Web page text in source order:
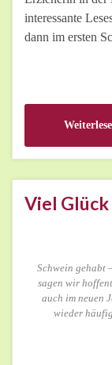
interessante
dann im ersten
Viel Glück
Schwein gehabt
sagen wir
auch im neuen
wieder häufig